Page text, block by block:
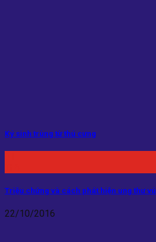
Ký sinh trùng từ thú cưng
Triệu chứng và cách phát hiện ung thư vú
22/10/2016